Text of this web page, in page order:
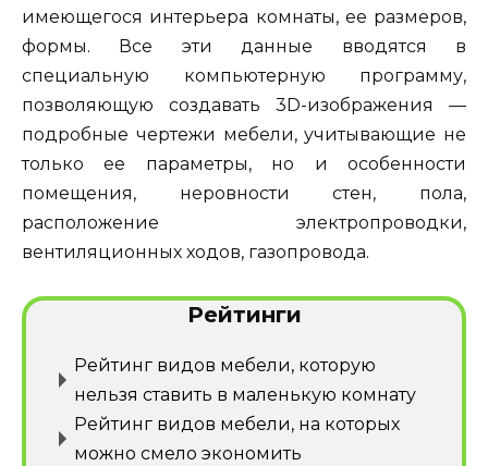
имеющегося интерьера комнаты, ее размеров,
формы. Все эти данные вводятся в
специальную компьютерную программу,
позволяющую создавать 3D-изображения —
подробные чертежи мебели, учитывающие не
только ее параметры, но и особенности
помещения, неровности стен, пола,
расположение электропроводки,
вентиляционных ходов, газопровода.
Рейтинги
Рейтинг видов мебели, которую
нельзя ставить в маленькую комнату
Рейтинг видов мебели, на которых
можно смело экономить